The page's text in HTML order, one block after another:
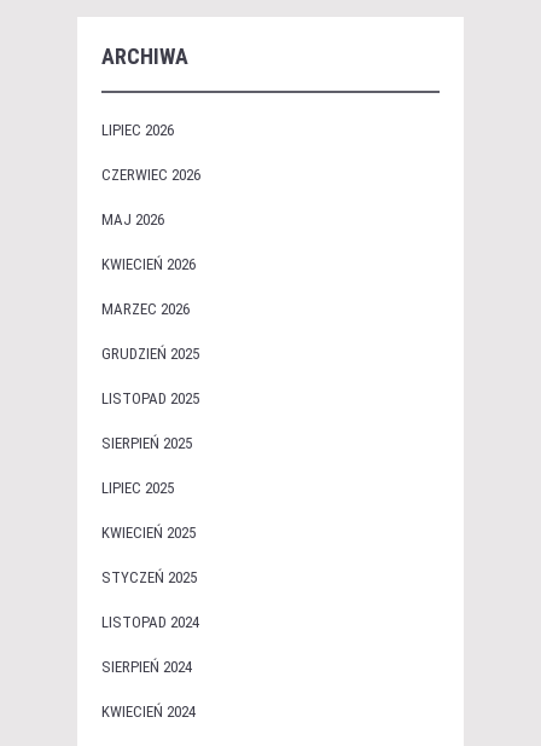
ARCHIWA
LIPIEC 2026
CZERWIEC 2026
MAJ 2026
KWIECIEŃ 2026
MARZEC 2026
GRUDZIEŃ 2025
LISTOPAD 2025
SIERPIEŃ 2025
LIPIEC 2025
KWIECIEŃ 2025
STYCZEŃ 2025
LISTOPAD 2024
SIERPIEŃ 2024
KWIECIEŃ 2024